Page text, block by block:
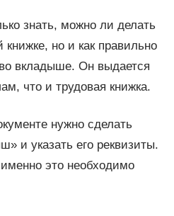
знать, можно ли делать
книжке, но и как правильно
вкладыше. Он выдается
что и трудовая книжка.
нужно сделать
и указать его реквизиты.
это необходимо